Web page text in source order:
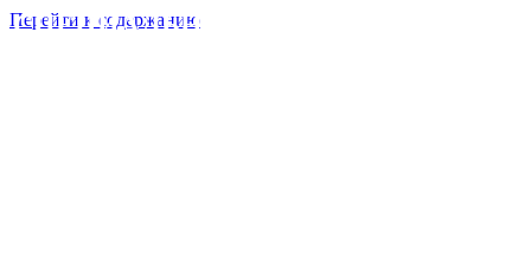
Перейти к содержанию
СПЕЦИАЛЬНЫЙ, ТЕМАТИЧЕСКИЙ